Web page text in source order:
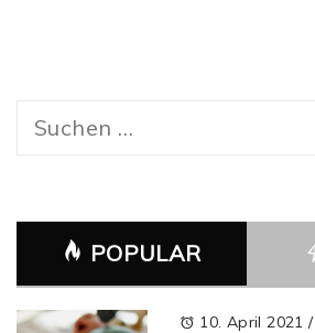
Suchen
POPULAR
10. April 2021/